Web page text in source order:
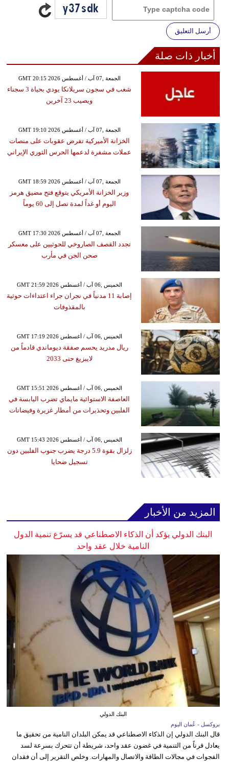
أرسل التعليق
أخبار ذات صلة
GMT 20:15 2026 الجمعة ,07 آب / أغسطس
شغب في سجون سريلانكا يودي بحياة 3 سجناء
ويصيب 23 آخرين
GMT 19:10 2026 الجمعة ,07 آب / أغسطس
الخزانة الأميركية تفرض عقوبات على منصات
عملات مشفرة لدعمها الحرس الثوري الإيراني
GMT 18:59 2026 الجمعة ,07 آب / أغسطس
وزير الخزانة الأمريكي يتوقع فتح مضيق هرمز
اليوم أو غداً لمدة تصل إلى 60 يوماً
GMT 17:30 2026 الجمعة ,07 آب / أغسطس
تجدد القصف الصاروخي للحوثيين على معسكر
صحن الجن في مأرب
GMT 21:59 2026 الخميس ,06 آب / أغسطس
إصابة 11 مدنياً في نجران جراء اعتداءات حوثية
بالمقذوفات
GMT 17:19 2026 الخميس ,06 آب / أغسطس
ريال مدريد يحسم صفقة ديوماندي قادماً من
لايبزيغ حتى 2033
GMT 15:51 2026 الخميس ,06 آب / أغسطس
العاصفة الاستوائية مايماي تضرب اليابسة في
الفلبين وتحذيرات من أمطار غزيرة وفيضانات
GMT 15:43 2026 الخميس ,06 آب / أغسطس
زلزال بقوة 5.9 درجة يضرب جنوب الفلبين دون
تسجيل ضحايا
المزيد من الأخبار
البنك الدولي يؤكد أن الذكاء الاصطناعي قد يسرّع تنمية الدول
النامية خلال عقد واحد
البنك الدولي
بروكسل - عُمان اليوم
قال البنك الدولي إن الذكاء الاصطناعي قد يمكن البلدان النامية من تحقيق ما
يعادل قرناً من التنمية في غضون عقد واحد، شريطة أن تتحرك بسرعة لسد
الفجوات في مجالات الطاقة والاتصال والمهارات. وخلص التقرير إلى أن فقدان